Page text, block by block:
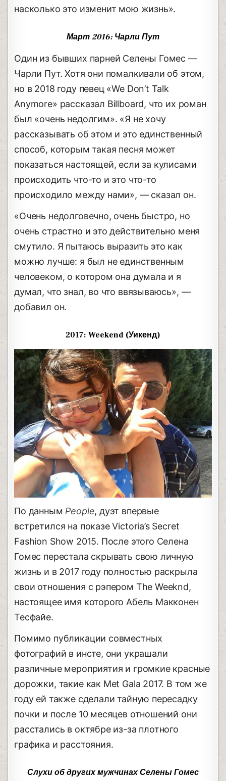
насколько это изменит мою жизнь».
Март 2016: Чарли Пут
Один из бывших парней Селены Гомес —
Чарли Пут. Хотя они помалкивали об этом,
но в 2018 году певец «We Don’t Talk
Anymore» рассказал Billboard, что их роман
был «очень недолгим». «Я не хочу
рассказывать об этом и это единственный
способ, которым такая песня может
показаться настоящей, если за кулисами
происходить что-то и это что-то
происходило между нами», — сказал он.
«Очень недолговечно, очень быстро, но
очень страстно и это действительно меня
смутило. Я пытаюсь выразить это как
можно лучше: я был не единственным
человеком, о котором она думала и я
думал, что знал, во что ввязываюсь», —
добавил он.
2017: Weekend (Уикенд)
По данным People, дуэт впервые
встретился на показе Victoria’s Secret
Fashion Show 2015. После этого Селена
Гомес перестала скрывать свою личную
жизнь и в 2017 году полностью раскрыла
свои отношения с рэпером The Weeknd,
настоящее имя которого Абель Макконен
Тесфайе.
Помимо публикации совместных
фотографий в инсте, они украшали
различные мероприятия и громкие красные
дорожки, такие как Met Gala 2017. В том же
году ей также сделали тайную пересадку
почки и после 10 месяцев отношений они
расстались в октябре из-за плотного
графика и расстояния.
Слухи об других мужчинах Селены Гомес